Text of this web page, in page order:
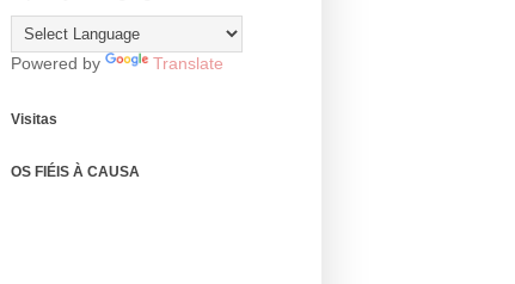
Powered by Translate
Visitas
OS FIÉIS À CAUSA